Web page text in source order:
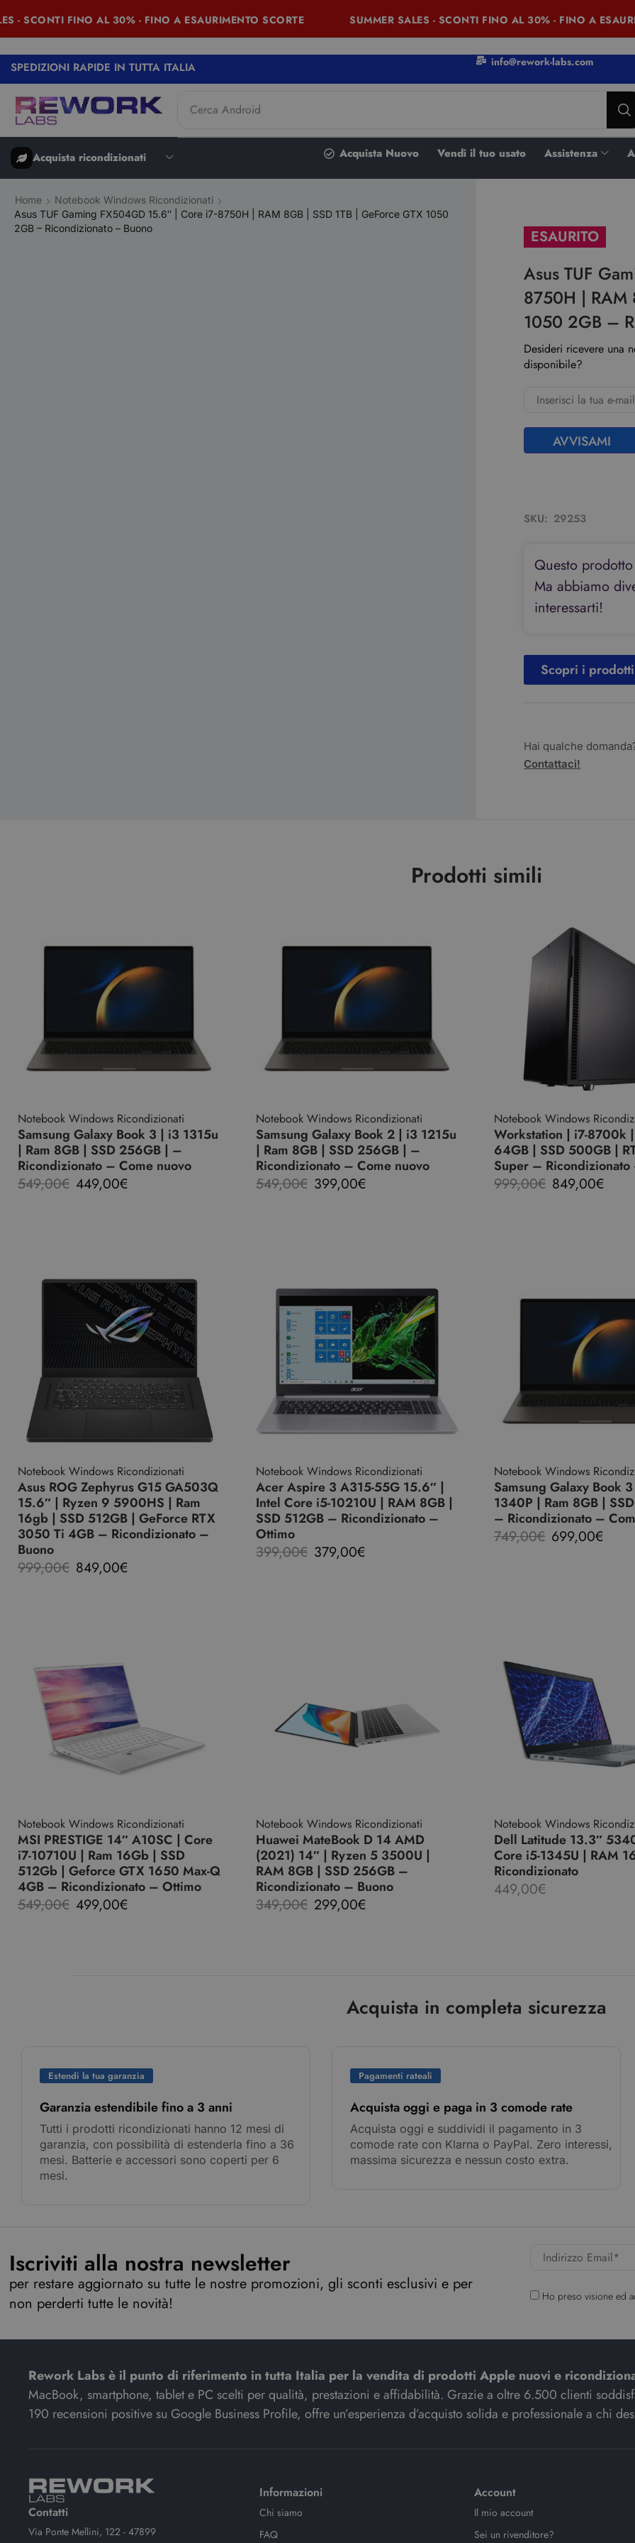
SCONTI FINO AL 30% - FINO A ESAURIMENTO SCORTE SUMMER SALES - SCONTI FINO AL 30% - FINO A
SPEDIZIONI RAPIDE IN TUTTA ITALIA info@rework-labs.com
Cerca iPad
Acquista ricondizionati Acquista Nuovo Vendi il tuo usato Assistenza
Home
Notebook Windows Ricondizionati
Asus TUF Gaming FX504GD 15.6″ | Core i7-8750H | RAM 8GB | SSD 1TB | GeForce GTX 1050
2GB – Ricondizionato – Buono
ESAURITO
Asus TUF
8750H | RAM
1050 2GB –
Desideri ricevere una
disponibile?
AVVISAMI
SKU: 29253
Questo prodotto
Ma abbiamo
interessarti!
Scopri i
Hai qualche
Contattaci!
Prodotti simili
Notebook Windows Ricondizionati
Samsung Galaxy Book 3 | i3 1315u
| Ram 8GB | SSD 256GB | –
Ricondizionato – Come nuovo
549,00€ 449,00€
Notebook Windows Ricondizionati
Samsung Galaxy Book 2 | i3 1215u
| Ram 8GB | SSD 256GB | –
Ricondizionato – Come nuovo
549,00€ 399,00€
Notebook Windows
Workstation | i7-8700k
64GB | SSD 500GB |
Super –
999,00€ 849,00€
Notebook Windows Ricondizionati
Asus ROG Zephyrus G15 GA503Q
15.6″ | Ryzen 9 5900HS | Ram
16gb | SSD 512GB | GeForce RTX
3050 Ti 4GB – Ricondizionato –
Buono
999,00€ 849,00€
Notebook Windows Ricondizionati
Acer Aspire 3 A315-55G 15.6″ |
Intel Core i5-10210U | RAM 8GB |
SSD 512GB – Ricondizionato –
Ottimo
399,00€ 379,00€
Notebook Windows
Samsung Galaxy Book
1340P | Ram 8GB |
– Ricondizionato –
749,00€ 699,00€
Notebook Windows Ricondizionati
MSI PRESTIGE 14″ A10SC | Core
i7-10710U | Ram 16Gb | SSD
512Gb | Geforce GTX 1650 Max-Q
4GB – Ricondizionato – Ottimo
549,00€ 499,00€
Notebook Windows Ricondizionati
Huawei MateBook D 14 AMD
(2021) 14″ | Ryzen 5 3500U |
RAM 8GB | SSD 256GB –
Ricondizionato – Buono
349,00€ 299,00€
Notebook Windows
Dell Latitude 13.3″
Core i5-1345U | RAM
Ricondizionato
449,00€
Acquista in completa sicurezza
Estendi la tua garanzia
Garanzia estendibile fino a 3 anni
Tutti i prodotti ricondizionati hanno 12 mesi di
garanzia, con possibilità di estenderla fino a 36
mesi. Batterie e accessori sono coperti per 6
mesi.
Pagamenti rateali
Acquista oggi e paga in 3 comode rate
Acquista oggi e suddividi il pagamento in 3
comode rate con Klarna o PayPal. Zero interessi,
massima sicurezza e nessun costo extra.
Iscriviti alla nostra newsletter
per restare aggiornato su tutte le nostre promozioni, gli sconti esclusivi e per
non perderti tutte le novità!
Ho preso visione ed
Rework Labs è il punto di riferimento in tutta Italia per la vendita di prodotti Apple nuovi e
MacBook, smartphone, tablet e PC scelti per qualità, prestazioni e affidabilità. Grazie a oltre 6.500 clienti
190 recensioni positive su Google Business Profile, offre un’esperienza d’acquisto solida e professionale a chi
Contatti
Via Ponte Mellini, 122 - 47899
Informazioni
Chi siamo
FAQ
Account
Il mio account
Sei un rivenditore?